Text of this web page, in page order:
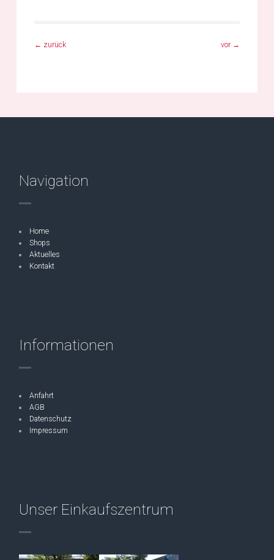
← zurück vor →
Navigation
Home
Shops
Aktuelles
Kontakt
Informationen
Anfahrt
AGB
Datenschutz
Impressum
Unser Einkaufszentrum